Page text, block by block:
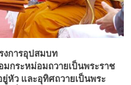
งการอุปสมบท
มกระหม่อมถวายเป็นพระราช
หัว และอุทิศถวายเป็นพระ